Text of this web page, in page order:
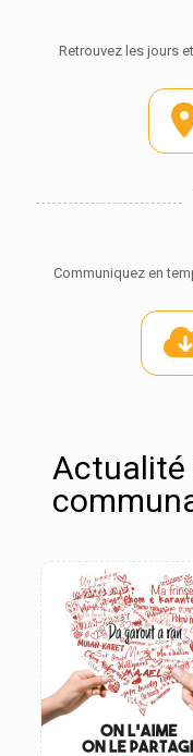
Retrouvez les jours
Communiquez en
Actualité